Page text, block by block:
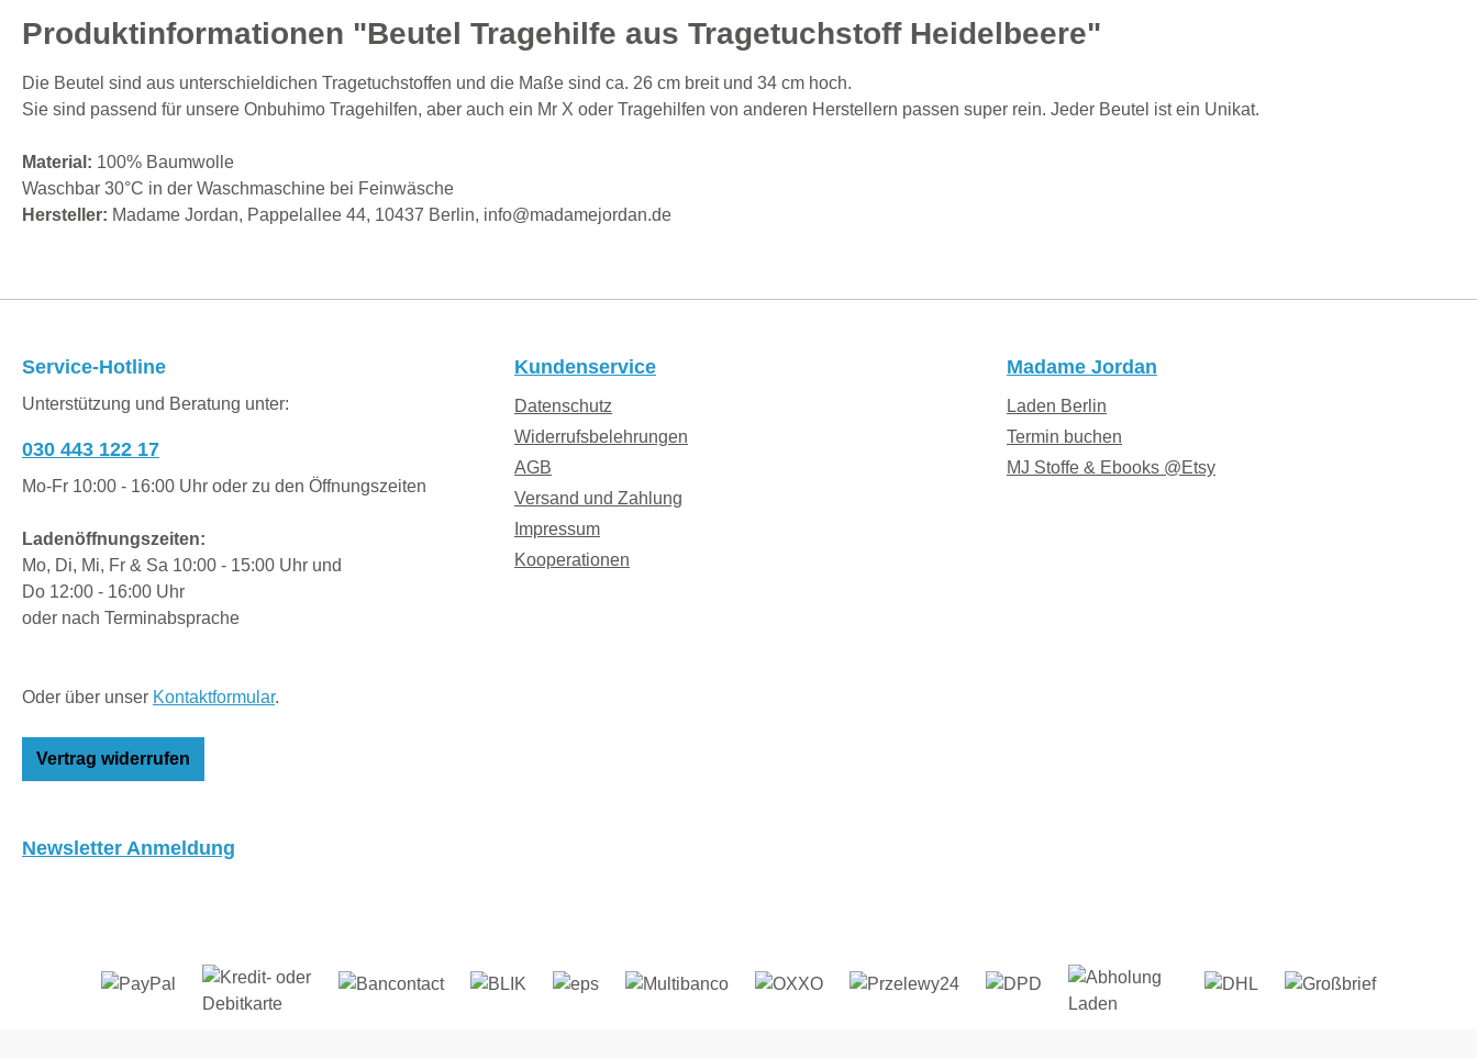
Produktinformationen "Beutel Tragehilfe aus Tragetuchstoff Heidelbeere"
Die Beutel sind aus unterschieldichen Tragetuchstoffen und die Maße sind ca. 26 cm breit und 34 cm hoch.
Sie sind passend für unsere Onbuhimo Tragehilfen, aber auch ein Mr X oder Tragehilfen von anderen Herstellern passen super rein. Jeder Beutel ist ein Unikat.
Material: 100% Baumwolle
Waschbar 30°C in der Waschmaschine bei Feinwäsche
Hersteller: Madame Jordan, Pappelallee 44, 10437 Berlin, info@madamejordan.de
Service-Hotline
Unterstützung und Beratung unter:
030 443 122 17
Mo-Fr 10:00 - 16:00 Uhr oder zu den Öffnungszeiten
Ladenöffnungszeiten:
Mo, Di, Mi, Fr & Sa 10:00 - 15:00 Uhr und
Do 12:00 - 16:00 Uhr
oder nach Terminabsprache
Oder über unser Kontaktformular.
Vertrag widerrufen
Kundenservice
Datenschutz
Widerrufsbelehrungen
AGB
Versand und Zahlung
Impressum
Kooperationen
Madame Jordan
Laden Berlin
Termin buchen
MJ Stoffe & Ebooks @Etsy
Newsletter Anmeldung